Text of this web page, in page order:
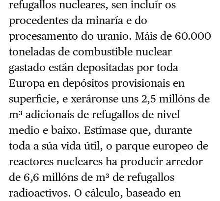
refugallos nucleares, sen incluír os
procedentes da minaría e do
procesamento do uranio. Máis de 60.000
toneladas de combustible nuclear
gastado están depositadas por toda
Europa en depósitos provisionais en
superficie, e xeráronse uns 2,5 millóns de
m³ adicionais de refugallos de nivel
medio e baixo. Estímase que, durante
toda a súa vida útil, o parque europeo de
reactores nucleares ha producir arredor
de 6,6 millóns de m³ de refugallos
radioactivos. O cálculo, baseado en